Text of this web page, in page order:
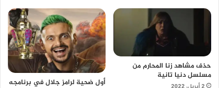
حذف مشاهد زنا المحارم من
مسلسل دنيا تانية
أول ضحية لرامز جلال في برنامجه